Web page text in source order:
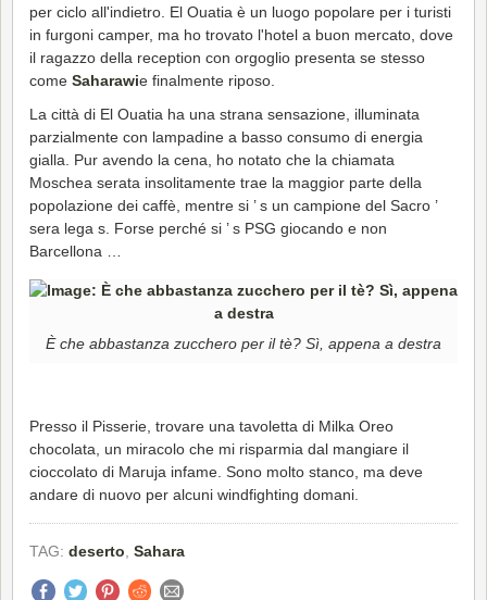
per ciclo all'indietro. El Ouatia è un luogo popolare per i turisti
in furgoni camper, ma ho trovato l'hotel a buon mercato, dove
il ragazzo della reception con orgoglio presenta se stesso
come Saharawie finalmente riposo.
La città di El Ouatia ha una strana sensazione, illuminata
parzialmente con lampadine a basso consumo di energia
gialla. Pur avendo la cena, ho notato che la chiamata
Moschea serata insolitamente trae la maggior parte della
popolazione dei caffè, mentre si ’ s un campione del Sacro ’
sera lega s. Forse perché si ’ s PSG giocando e non
Barcellona …
È che abbastanza zucchero per il tè? Sì, appena a destra
Presso il Pisserie, trovare una tavoletta di Milka Oreo
chocolata, un miracolo che mi risparmia dal mangiare il
cioccolato di Maruja infame. Sono molto stanco, ma deve
andare di nuovo per alcuni windfighting domani.
TAG: deserto, Sahara